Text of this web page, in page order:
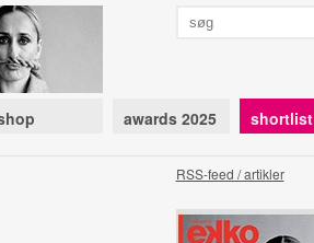
awards 2025 shortlist
RSS-feed / artikler